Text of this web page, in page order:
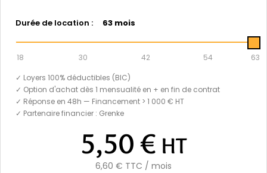
Durée de location : 63 mois
18 30 42 54
63
✓ Loyers 100% déductibles (BIC)
✓ Option d'achat dès 1 mensualité en + en fin de contrat
✓ Réponse en 48h — Financement > 1 000 € HT
✓ Partenaire financier : Grenke
5,50 € HT
6,60 € TTC / mois